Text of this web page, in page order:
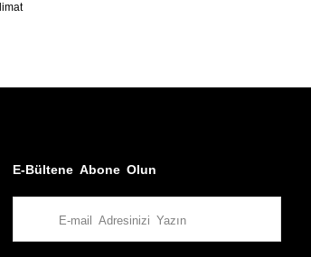
E-Bültene Abone Olun